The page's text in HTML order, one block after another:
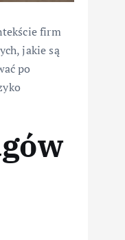
firm
jakie są
po